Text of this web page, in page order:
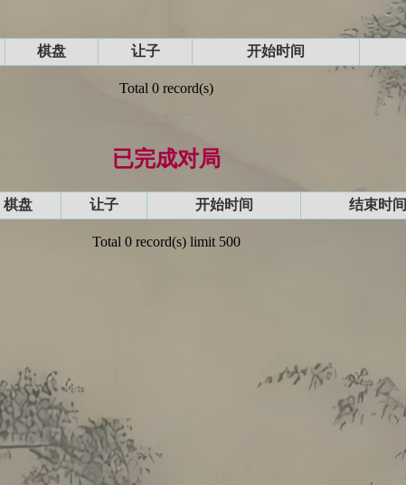
棋盘 让子 开始时间
Total 0 record(s)
已完成对局
棋盘 让子 开始时间 结束时间
Total 0 record(s) limit 500